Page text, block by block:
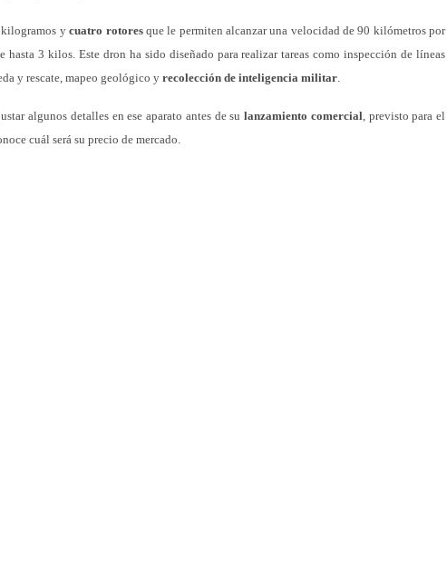
kilogramos ycuatro rotoresque le permiten alcanzar una velocidad de 90 kilómetros por
3 kilos. Este dron ha sido diseñado para realizar tareas como inspección de líneas
y rescate, mapeo geológico yrecolección de inteligencia militar.
algunos detalles en ese aparato antes de su lanzamiento comercial, previsto para el
cuál será su precio de mercado.